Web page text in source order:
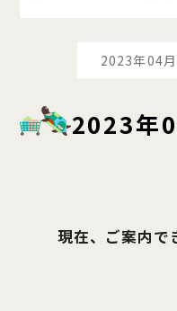
2023年04月
2023年
現在、ご案内で